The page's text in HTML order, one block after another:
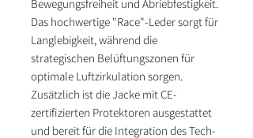
Bewegungsfreiheit und Abriebfestigkeit.
Das hochwertige "Race"-Leder sorgt für
Langlebigkeit, während die
strategischen Belüftungszonen für
optimale Luftzirkulation sorgen.
Zusätzlich ist die Jacke mit CE-
zertifizierten Protektoren ausgestattet
und bereit für die Integration des Tech-